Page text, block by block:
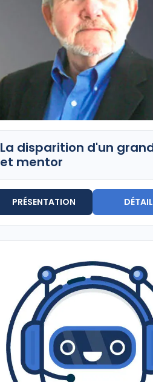
La disparition d'un
et mentor
PRÉSENTATION